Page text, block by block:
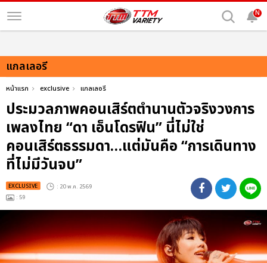
N
แกลเลอรี
หน้าแรก exclusive แกลเลอรี
ประมวลภาพคอนเสิร์ตตำนานตัวจริงวงการ
เพลงไทย “ดา เอ็นโดรฟิน” นี่ไม่ใช่
คอนเสิร์ตธรรมดา…แต่มันคือ “การเดินทาง
ที่ไม่มีวันจบ”
EXCLUSIVE : 20 พ.ค. 2569
: 59